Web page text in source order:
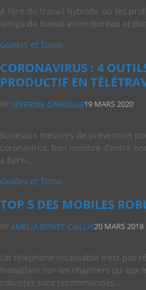
À l’ère du travail hybride, où les
temps de travail entre bureau et
Guides et Tutos
CORONAVIRUS : 4
PRODUCTIF EN
BY SÉVERINE GARRIGUE19 MARS 2020
Suite aux mesures de prévention
coronavirus, bon nombre d’entre
à faire…
Guides et Tutos
TOP 5 DES MOBILES
BYAMÈLIA BONET-CAILLIS20 MARS 2018
Un téléphone incassable n’est pas
travaillant sur les chantiers ou aux
robustes sont recommandés…